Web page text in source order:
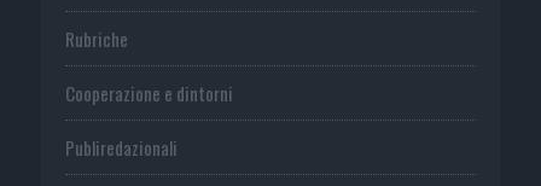
Rubriche
Cooperazione e dintorni
Publiredazionali